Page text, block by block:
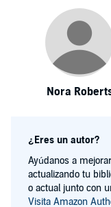
Nora
¿Eres un autor?
Ayúdanos a
actualizando tu
o actual junto con
Visita Amazon